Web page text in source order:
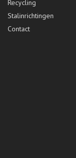
Recycling
Stalinrichtingen
Contact